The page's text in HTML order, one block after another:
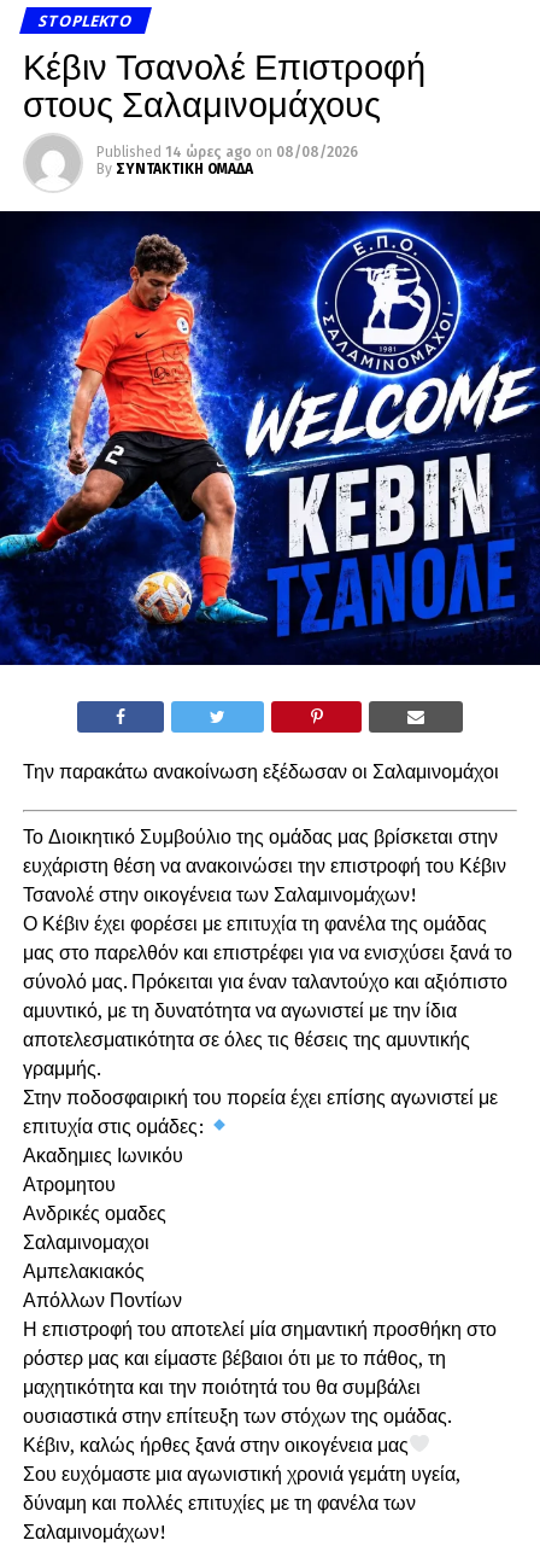
STOPLEKTO
Κέβιν Τσανολέ Επιστροφή
στους Σαλαμινομάχους
Published 14 ώρες ago on 08/08/2026
By ΣΥΝΤΑΚΤΙΚΗ ΟΜΑΔΑ
Την παρακάτω ανακοίνωση εξέδωσαν οι Σαλαμινομάχοι
Το Διοικητικό Συμβούλιο της ομάδας μας βρίσκεται στην
ευχάριστη θέση να ανακοινώσει την επιστροφή του Κέβιν
Τσανολέ στην οικογένεια των Σαλαμινομάχων!
Ο Κέβιν έχει φορέσει με επιτυχία τη φανέλα της ομάδας
μας στο παρελθόν και επιστρέφει για να ενισχύσει ξανά το
σύνολό μας. Πρόκειται για έναν ταλαντούχο και αξιόπιστο
αμυντικό, με τη δυνατότητα να αγωνιστεί με την ίδια
αποτελεσματικότητα σε όλες τις θέσεις της αμυντικής
γραμμής.
Στην ποδοσφαιρική του πορεία έχει επίσης αγωνιστεί με
επιτυχία στις ομάδες:
Ακαδημιες Ιωνικόυ
Ατρομητου
Ανδρικές ομαδες
Σαλαμινομαχοι
Αμπελακιακός
Απόλλων Ποντίων
Η επιστροφή του αποτελεί μία σημαντική προσθήκη στο
ρόστερ μας και είμαστε βέβαιοι ότι με το πάθος, τη
μαχητικότητα και την ποιότητά του θα συμβάλει
ουσιαστικά στην επίτευξη των στόχων της ομάδας.
Κέβιν, καλώς ήρθες ξανά στην οικογένεια μας
Σου ευχόμαστε μια αγωνιστική χρονιά γεμάτη υγεία,
δύναμη και πολλές επιτυχίες με τη φανέλα των
Σαλαμινομάχων!